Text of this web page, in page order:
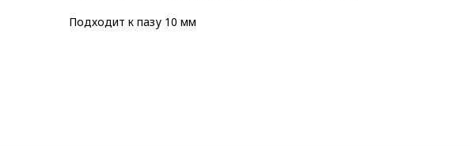
Услуги дополнительной
обработки профиля
Подходит к пазу 10 мм